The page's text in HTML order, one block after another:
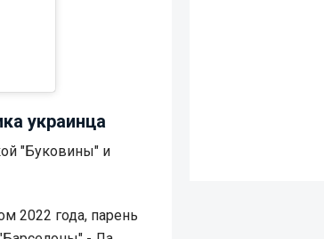
украинца
"Буковины" и
2022 года, парень